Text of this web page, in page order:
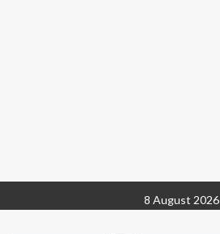
to
8 August 2026